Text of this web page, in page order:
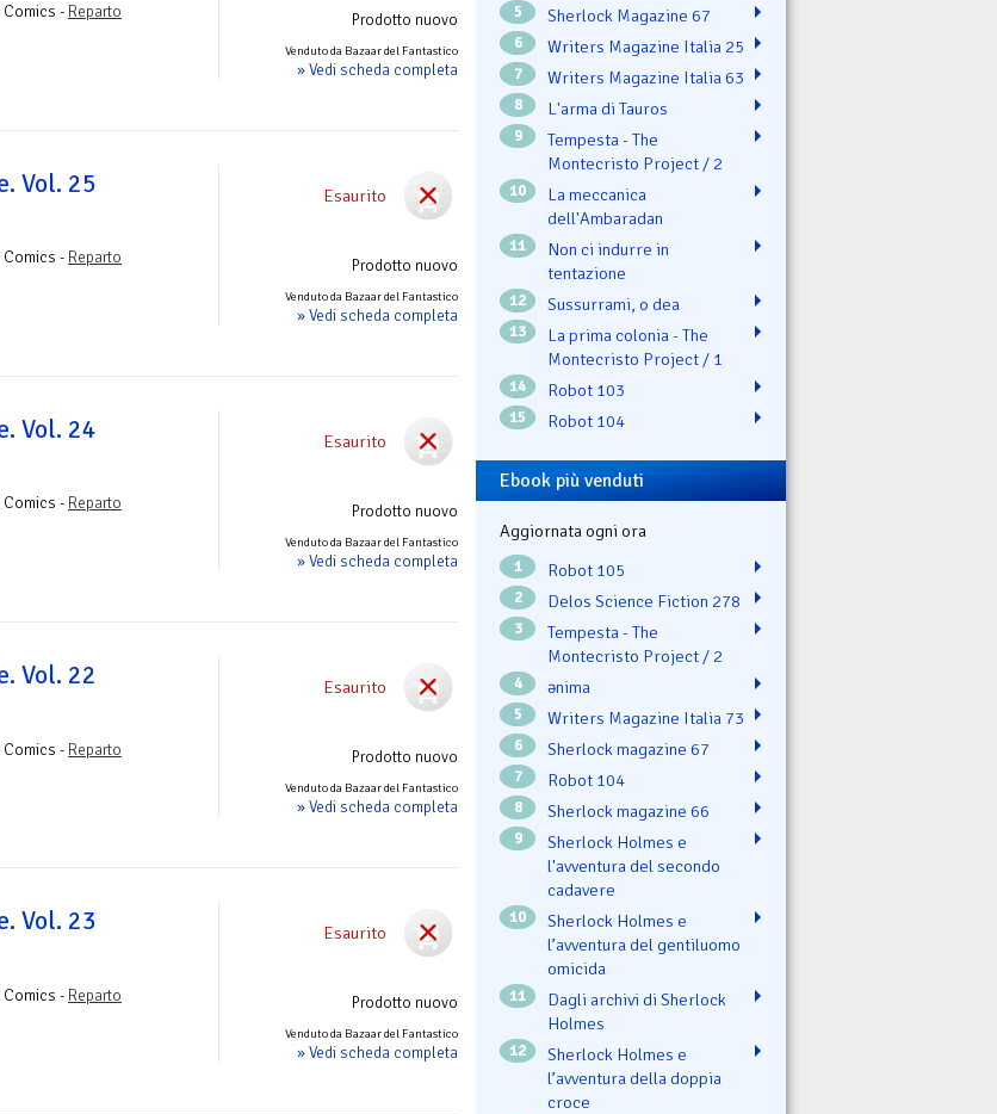
Prodotto nuovo
Venduto da Bazaar del Fantastico
» Vedi scheda completa
Comics - Reparto
Esaurito
Prodotto nuovo
Venduto da Bazaar del Fantastico
» Vedi scheda completa
Vol. 25
Comics - Reparto
Esaurito
Prodotto nuovo
Venduto da Bazaar del Fantastico
» Vedi scheda completa
Vol. 24
Comics - Reparto
Esaurito
Prodotto nuovo
Venduto da Bazaar del Fantastico
» Vedi scheda completa
Vol. 22
Comics - Reparto
Esaurito
Prodotto nuovo
Venduto da Bazaar del Fantastico
» Vedi scheda completa
Vol. 23
Comics - Reparto
5 Sherlock Magazine 67
6 Writers Magazine Italia 25
7 Writers Magazine Italia 63
8 L'arma di Tauros
9
Tempesta - The
Montecristo Project / 2
10
La meccanica
dell'Ambaradan
11
Non ci indurre in
tentazione
12 Sussurrami, o dea
13
La prima colonia - The
Montecristo Project / 1
14 Robot 103
15 Robot 104
Ebook più venduti
Aggiornata ogni ora
1 Robot 105
2 Delos Science Fiction 278
3
Tempesta - The
Montecristo Project / 2
4 ənima
5 Writers Magazine Italia 73
6 Sherlock magazine 67
7 Robot 104
8 Sherlock magazine 66
9
Sherlock Holmes e
l'avventura del secondo
cadavere
10
Sherlock Holmes e
l’avventura del gentiluomo
omicida
11
Dagli archivi di Sherlock
Holmes
12
Sherlock Holmes e
l’avventura della doppia
croce